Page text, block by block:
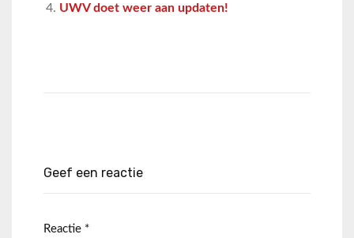
UWV doet weer aan updaten!
Geef een reactie
Reactie *